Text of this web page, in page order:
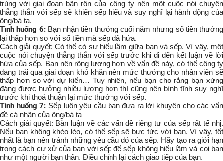
trùng với giai đoạn bận rộn của công ty nên một cuộc nói chuyện
thẳng thắn với sếp sẽ khiến sếp hiểu và suy nghĩ lại hành động của
ông/bà ta.
Tình huống 6:Bạn nhận tiền thưởng cuối năm nhưng số tiền thưởng
lại thấp hơn so với số tiền mà sếp đã hứa.
Cách giải quyết: Có thể có sự hiểu lầm giữa bạn và sếp. Vì vậy, một
cuộc nói chuyện thẳng thắn với sếp trước khi đi đến kết luận về lời
hứa của sếp. Bạn nên rộng lượng hơn về vấn đề này, có thể công ty
đang trải qua giai đoạn khó khăn nên mức thưởng cho nhân viên sẽ
thấp hơn so với dự kiến… Tuy nhiên, nếu bạn cho rằng bạn xứng
đáng được hưởng nhiều lương hơn thì cũng nên bình tĩnh suy nghĩ
trước khi thoả thuận lại mức thưởng với sếp.
Tình huống 7: Sếp luôn yêu cầu bạn đưa ra lời khuyên cho các vấn
đề cá nhân của ông/bà ta
Cách giải quyết: Bàn luận về các vấn đề riêng tư của sếp rất tế nhị.
Nếu bạn không khéo léo, có thể sếp sẽ bực tức với bạn. Vì vậy, tốt
nhất là bạn nên tránh những yêu cầu đó của sếp. Hãy tạo ra giới hạn
trong cách cư xử của bạn với sếp để sếp không hiểu lầm và coi bạn
như một người bạn thân. Điều chỉnh lại cách giao tiếp của bạn.